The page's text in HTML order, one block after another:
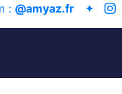
: @amyaz.fr ✦